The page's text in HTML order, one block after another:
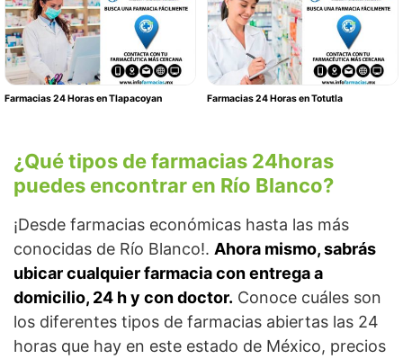
Farmacias 24 Horas en Tlapacoyan Farmacias 24 Horas en Totutla
¿Qué tipos de farmacias 24horas
puedes encontrar en Río Blanco?
¡Desde farmacias económicas hasta las más
conocidas de Río Blanco!. Ahora mismo, sabrás
ubicar cualquier farmacia con entrega a
domicilio, 24 h y con doctor. Conoce cuáles son
los diferentes tipos de farmacias abiertas las 24
horas que hay en este estado de México, precios